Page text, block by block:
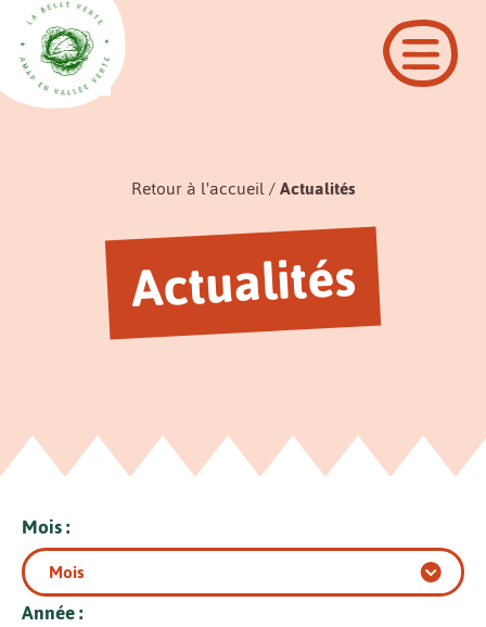
Retour à l'accueil Actualités
Actualités
Mois :
Année :